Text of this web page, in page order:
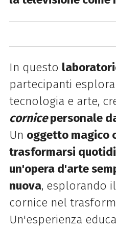
In questo
partecipanti
tecnologia e arte,
cornicepersonale
Un oggetto magico
trasformarsi
un'opera d'arte
nuova, esplorando
cornice nel
Un'esperienza